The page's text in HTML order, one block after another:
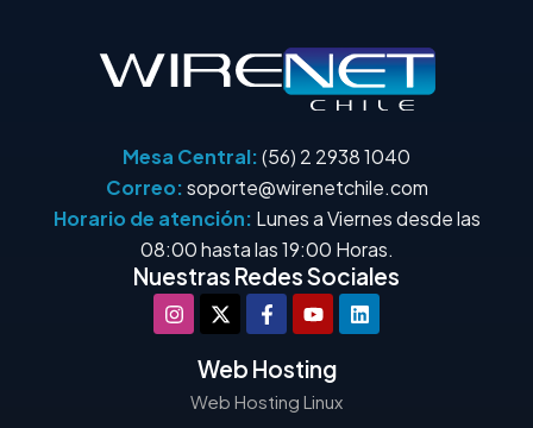
Mesa Central:(56) 2 2938 1040
Correo:soporte@wirenetchile.com
Horario de atención: Lunes a Viernes desde las
08:00 hasta las 19:00 Horas.
Nuestras Redes Sociales
Web Hosting
Web Hosting Linux